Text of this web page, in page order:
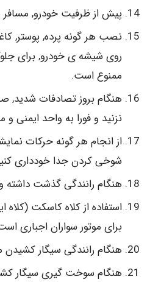
پیش از ظرفیت خودرو, مسافر
نصب هر گونه پرده, پوستر,
روی شیشه ی خودرو, برای
ممنوع است.
هنگام بروز تصادفات شدید,
نزنید و فورا به واحد ایمنی
از انجام هر گونه حرکات
شوخی کردن جدا خودداری
هنگام رانندگی گذشت داشته
استفاده از کلاه کاسکت (کلاه
برای موتور سواران اجباری
هنگام رانندگی سیگار
هنگام سوخت گیری سیگار